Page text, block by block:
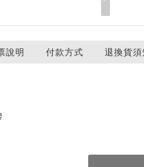
說明 付款方式 退換貨須